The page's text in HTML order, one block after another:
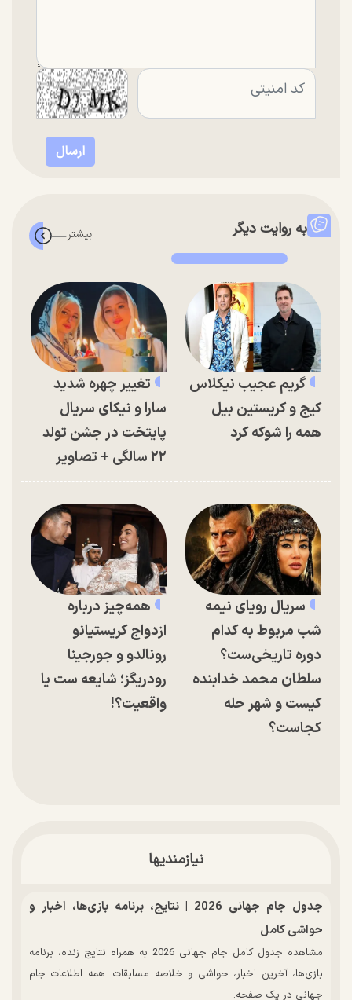
به روایت دیگر
گریم عجیب نیکلاس
کیج و کریستین بیل
همه را شوکه کرد
تغییر چهره شدید
سارا و نیکای سریال
پایتخت در جشن تولد
۲۲ سالگی + تصاویر
سریال رویای نیمه
شب مربوط به کدام
دوره تاریخی‌ست؟
سلطان محمد خدابنده
کیست و شهر حله
کجاست؟
همه‌چیز درباره
ازدواج کریستیانو
رونالدو و جورجینا
رودریگز؛ شایعه ست یا
واقعیت؟!
نیازمندیها
جدول جام جهانی 2026 | نتایج، برنامه بازی‌ها، اخبار و
حواشی کامل
مشاهده جدول کامل جام جهانی 2026 به همراه نتایج زنده، برنامه
بازی‌ها، آخرین اخبار، حواشی و خلاصه مسابقات. همه اطلاعات جام
جهانی در یک صفحه.